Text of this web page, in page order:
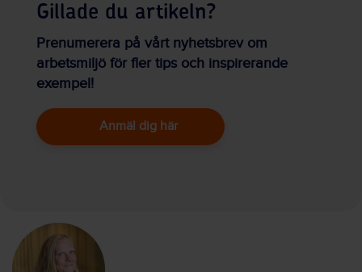
Gillade du artikeln?
Prenumerera på vårt nyhetsbrev om
arbetsmiljö för fler tips och inspirerande
exempel!
Anmäl dig här